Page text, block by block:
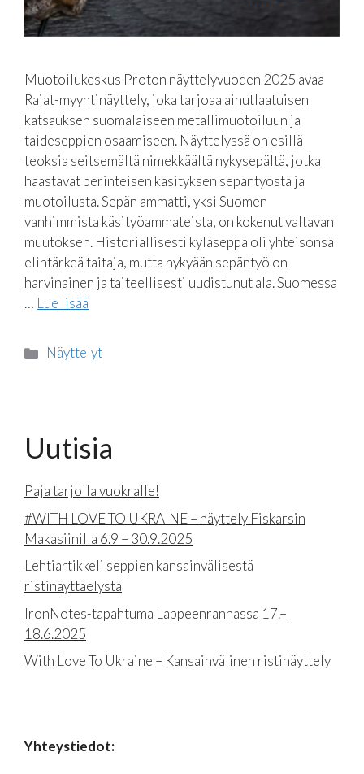
Muotoilukeskus Proton näyttelyvuoden 2025 avaa
Rajat-myyntinäyttely, joka tarjoaa ainutlaatuisen
katsauksen suomalaiseen metallimuotoiluun ja
taideseppien osaamiseen. Näyttelyssä on esillä
teoksia seitsemältä nimekkäältä nykysepältä, jotka
haastavat perinteisen käsityksen sepäntyöstä ja
muotoilusta. Sepän ammatti, yksi Suomen
vanhimmista käsityöammateista, on kokenut valtavan
muutoksen. Historiallisesti kyläseppä oli yhteisönsä
elintärkeä taitaja, mutta nykyään sepäntyö on
harvinainen ja taiteellisesti uudistunut ala. Suomessa
… Lue lisää
Kategoriat
Näyttelyt
Uutisia
Paja tarjolla vuokralle!
#WITH LOVE TO UKRAINE – näyttely Fiskarsin
Makasiinilla 6.9 – 30.9.2025
Lehtiartikkeli seppien kansainvälisestä
ristinäyttäelystä
IronNotes-tapahtuma Lappeenrannassa 17.–
18.6.2025
With Love To Ukraine – Kansainvälinen ristinäyttely
Yhteystiedot: